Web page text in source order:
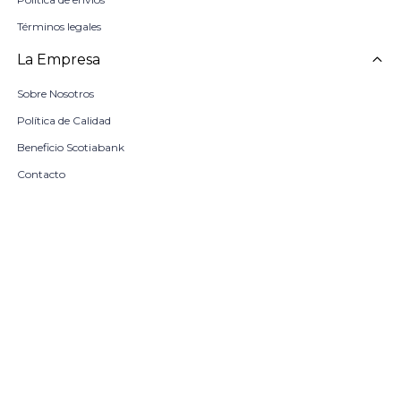
Términos legales
La Empresa
Sobre Nosotros
Política de Calidad
Beneficio Scotiabank
Contacto